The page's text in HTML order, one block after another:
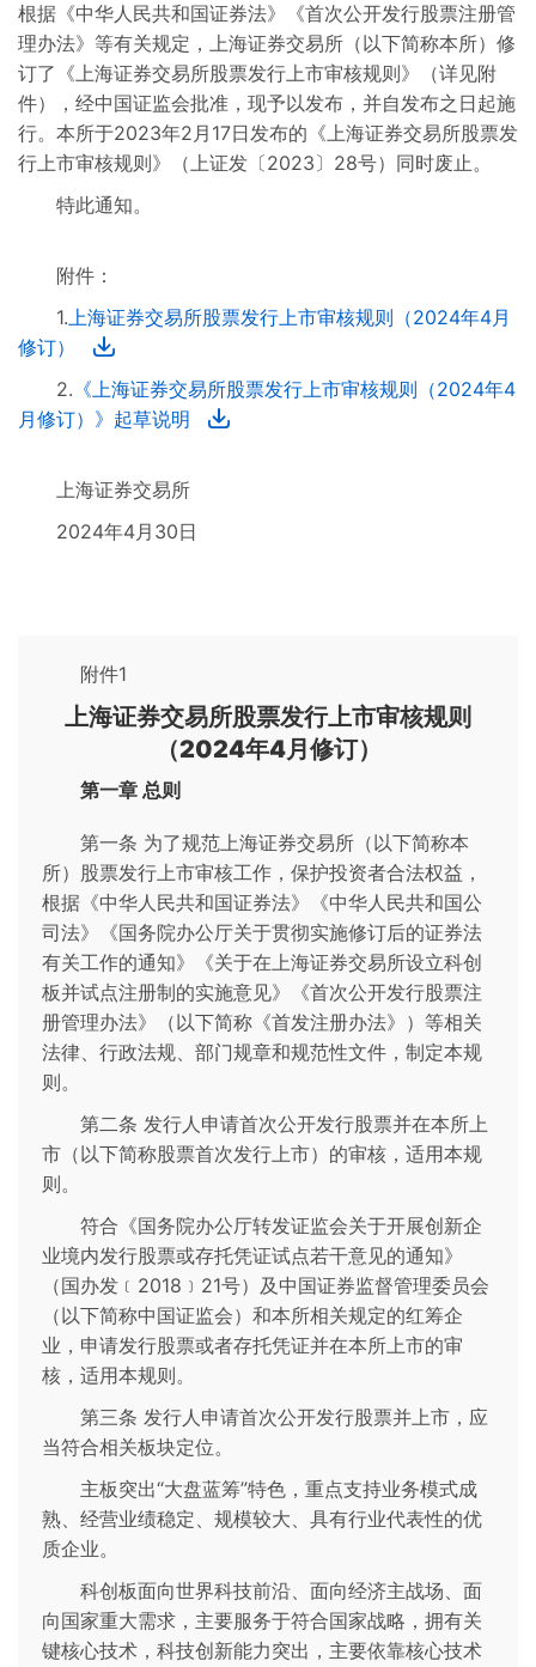
根据《中华人民共和国证券法》《首次公开发行股票注册管
理办法》等有关规定，上海证券交易所（以下简称本所）修
订了《上海证券交易所股票发行上市审核规则》（详见附
件），经中国证监会批准，现予以发布，并自发布之日起施
行。本所于2023年2月17日发布的《上海证券交易所股票发
行上市审核规则》（上证发〔2023〕28号）同时废止。
特此通知。
附件：
1.上海证券交易所股票发行上市审核规则（2024年4月
修订）
2. 《上海证券交易所股票发行上市审核规则（2024年4
月修订）》起草说明
上海证券交易所
2024年4月30日
附件1
上海证券交易所股票发行上市审核规则
（2024年4月修订）
第一章 总则
第一条 为了规范上海证券交易所（以下简称本
所）股票发行上市审核工作，保护投资者合法权益，
根据《中华人民共和国证券法》《中华人民共和国公
司法》《国务院办公厅关于贯彻实施修订后的证券法
有关工作的通知》《关于在上海证券交易所设立科创
板并试点注册制的实施意见》《首次公开发行股票注
册管理办法》（以下简称《首发注册办法》）等相关
法律、行政法规、部门规章和规范性文件，制定本规
则。
第二条 发行人申请首次公开发行股票并在本所上
市（以下简称股票首次发行上市）的审核，适用本规
则。
符合《国务院办公厅转发证监会关于开展创新企
业境内发行股票或存托凭证试点若干意见的通知》
（国办发﹝2018﹞21号）及中国证券监督管理委员会
（以下简称中国证监会）和本所相关规定的红筹企
业，申请发行股票或者存托凭证并在本所上市的审
核，适用本规则。
第三条 发行人申请首次公开发行股票并上市，应
当符合相关板块定位。
主板突出“大盘蓝筹”特色，重点支持业务模式成
熟、经营业绩稳定、规模较大、具有行业代表性的优
质企业。
科创板面向世界科技前沿、面向经济主战场、面
向国家重大需求，主要服务于符合国家战略，拥有关
键核心技术，科技创新能力突出，主要依靠核心技术